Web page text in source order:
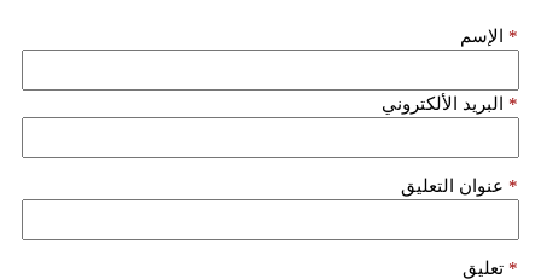
الإسم *
البريد الألكتروني *
عنوان التعليق *
تعليق *